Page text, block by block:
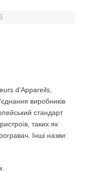
d’Appareils,
виробників
стандарт
таких як
Інші назви: